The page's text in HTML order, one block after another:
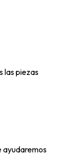
las piezas
ayudaremos